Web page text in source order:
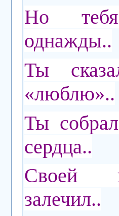
Но тебя
однажды..
Ты
«люблю»..
Ты
сердца..
Своей
залечил..